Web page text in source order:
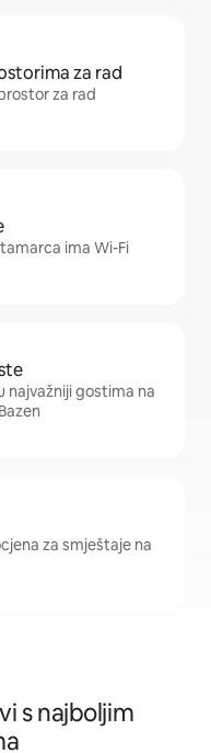
za rad
za rad
ima Wi-Fi
najvažniji gostima na
za smještaje na
s najboljim